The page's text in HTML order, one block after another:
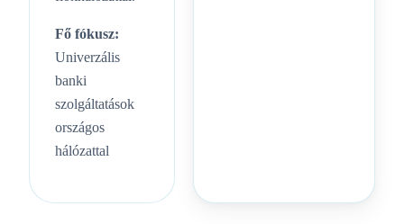
Fő fókusz:
Univerzális
banki
szolgáltatások
országos
hálózattal